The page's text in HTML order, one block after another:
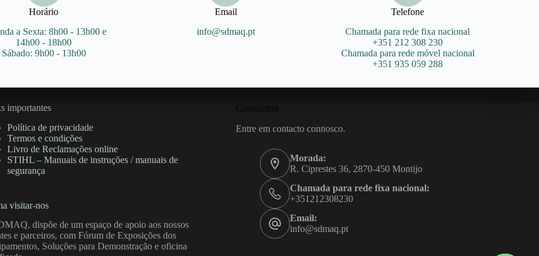
Horário
a Sexta: 8h00 - 13h00 e
14h00 - 18h00
Sábado: 9h00 - 13h00
Email
info@sdmaq.pt
Telefone
Chamada para rede fixa nacional
+351 212 308 230
Chamada para rede móvel nacional
+351 935 059 288
importantes
Política de privacidade
Termos e condições
Livro de Reclamações online
STIHL – Manuais de instruções / manuais de
segurança
visitar-nos
dispõe de um espaço de apoio aos nossos
e parceiros, com Fórum de Exposições dos
Soluções para Demonstração e oficina
Contactos
Entre em contacto connosco.
Morada:
R. Ciprestes 36, 2870-450 Montijo
Chamada para rede fixa nacional:
+351212308230
Email:
info@sdmaq.pt